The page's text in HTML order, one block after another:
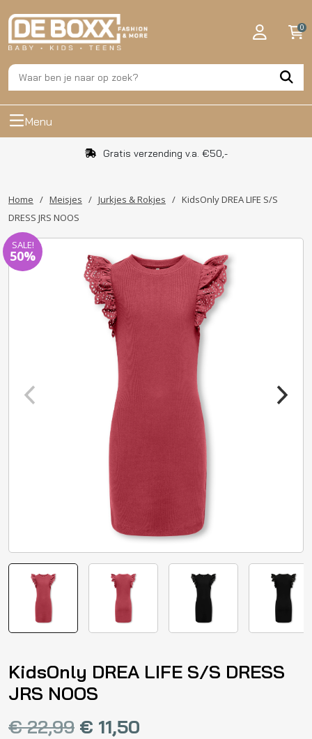
0
Menu
Gratis verzending v.a. €50,-
Home / Meisjes / Jurkjes & Rokjes / KidsOnly DREA LIFE S/S
DRESS JRS NOOS
SALE!
50%
KidsOnly DREA LIFE S/S DRESS
JRS NOOS
€22,99 € 11,50